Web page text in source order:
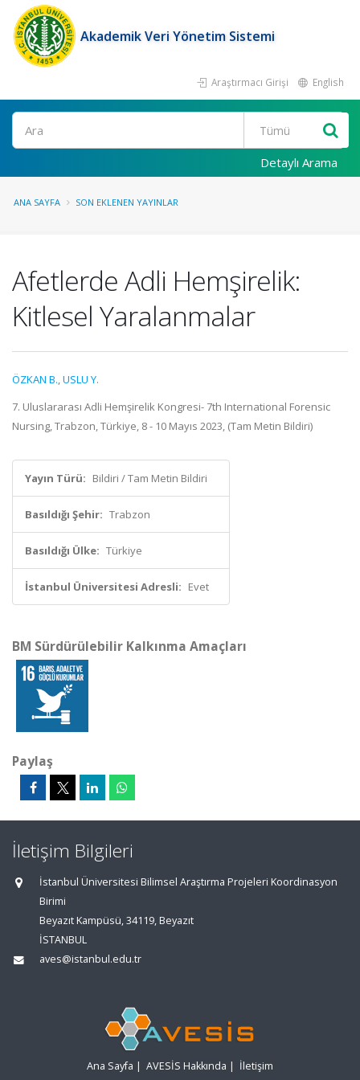
Akademik Veri Yönetim Sistemi
Araştırmacı Girişi English
Ara
Detaylı Arama
ANA SAYFA SON EKLENEN YAYINLAR
Afetlerde Adli Hemşirelik:
Kitlesel Yaralanmalar
ÖZKAN B.,USLU Y.
7. Uluslararası Adli Hemşirelik Kongresi- 7th International Forensic
Nursing, Trabzon, Türkiye, 8 - 10 Mayıs 2023, (Tam Metin Bildiri)
Yayın Türü: Bildiri / Tam Metin Bildiri
Basıldığı Şehir: Trabzon
Basıldığı Ülke: Türkiye
İstanbul Üniversitesi Adresli: Evet
BM Sürdürülebilir Kalkınma Amaçları
Paylaş
İletişim Bilgileri
İstanbul Üniversitesi Bilimsel Araştırma Projeleri Koordinasyon
Birimi
Beyazıt Kampüsü, 34119, Beyazıt
İSTANBUL
aves@istanbul.edu.tr
Ana Sayfa | AVESİS Hakkında | İletişim